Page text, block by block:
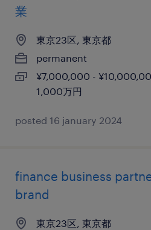
業
東京23区, 東京都
permanent
¥7,000,000 -
1,000万円
posted 16 january 2024
finance business
brand
東京23区, 東京都